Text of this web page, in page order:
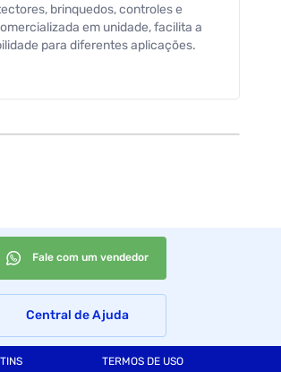
brinquedos, controles e
em unidade, facilita a
para diferentes aplicações.
Fale com um vendedor
Central de Ajuda
TERMOS DE USO